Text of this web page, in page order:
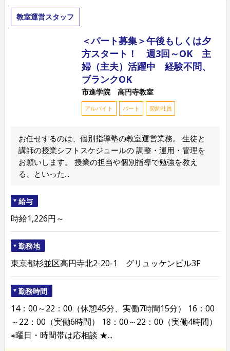
教室運営スタッフ
＜パート募集＞午後もしくは夕
方スタート！ 週3回～OK 主
婦（主夫）活躍中 経験不問、
ブランクOK
市進学院 高円寺教室
アルバイト パート 契約社員
お任せするのは、個別指導塾の教室運営業務。 生徒と
講師の授業シフトスケジュールの 調整・運用・管理を
お願いします。 授業の担当や個別指導で勉強を教え
る、といった...
給与
時給1,226円～
勤務地
東京都杉並区高円寺北2-20-1 グリュッケンビル3F
勤務時間
14：00～22：00（休憩45分、実働7時間15分） 16：00
～22：00（実働6時間） 18：00～22：00（実働4時間）
※曜日・時間帯は応相談 ★...